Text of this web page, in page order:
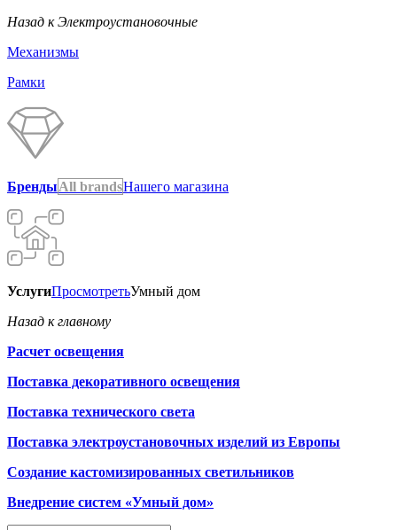
Назад к Электроустановочные
Механизмы
Рамки
БрендыAll brandsНашего магазина
УслугиПросмотретьУмный дом
Назад к главному
Расчет освещения
Поставка декоративного освещения
Поставка технического света
Поставка электроустановочных изделий из Европы
Создание кастомизированных светильников
Внедрение систем «Умный дом»